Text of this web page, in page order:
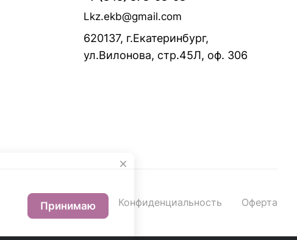
Lkz.ekb@gmail.com
620137, г.Екатеринбург,
ул.Вилонова, стр.45Л, оф. 306
Конфиденциальность Оферта
Принимаю